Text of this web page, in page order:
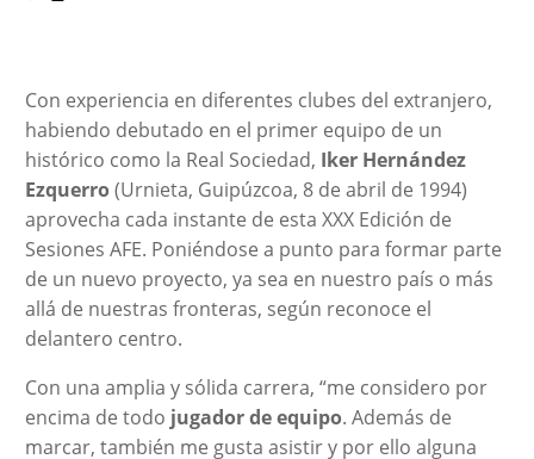
Con experiencia en diferentes clubes del extranjero,
habiendo debutado en el primer equipo de un
histórico como la Real Sociedad, Iker Hernández
Ezquerro(Urnieta, Guipúzcoa, 8 de abril de 1994)
aprovecha cada instante de esta XXX Edición de
Sesiones AFE. Poniéndose a punto para formar parte
de un nuevo proyecto, ya sea en nuestro país o más
allá de nuestras fronteras, según reconoce el
delantero centro.
Con una amplia y sólida carrera, “me considero por
encima de todo jugador de equipo. Además de
marcar, también me gusta asistir y por ello alguna